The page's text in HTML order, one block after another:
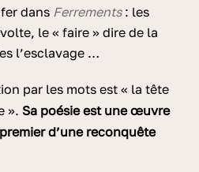
dans Ferrements: les
le « faire » dire de la
l’esclavage …
par les mots est « la tête
». Sa poésie est une œuvre
d’une reconquête